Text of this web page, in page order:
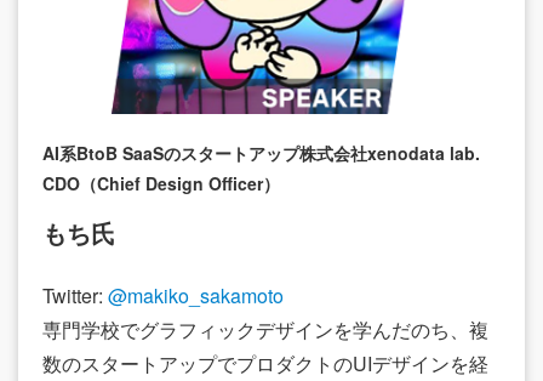
AI系BtoB SaaSのスタートアップ株式会社xenodata lab.
CDO（Chief Design Officer）
もち氏
Twitter: @makiko_sakamoto
専門学校でグラフィックデザインを学んだのち、複
数のスタートアップでプロダクトのUIデザインを経